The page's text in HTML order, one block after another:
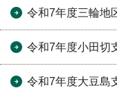
令和7年度三輪地
令和7年度小田切
令和7年度大豆島